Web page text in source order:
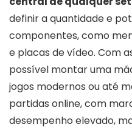
definir a quantidade e
componentes, como
e placas de vídeo. Com
possível montar uma
jogos modernos ou até
partidas online, com
desempenho elevado,